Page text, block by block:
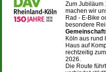
Zum Jubiläum
machen wir
Rad - E-Bike
besondere
Köln aus rund
Haus auf
rechtzeitig
2026.
Die Route